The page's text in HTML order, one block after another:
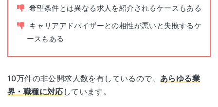
面談可能時間
平日(10:00~19:30) 土(10:00~18:00) 日
長野
長野県長野市南千歳1-12-7
静岡県静岡市駿河区南町18-1
愛知県名古屋市中村区名駅1-1-4
希望条件とは異なる求人を紹介されるケースもある
キャリアアドバイザーとの相性が悪いと失敗するケ
ースもある
10万件の非公開求人数を有しているので、 あらゆる業
界・職種に対応 しています。